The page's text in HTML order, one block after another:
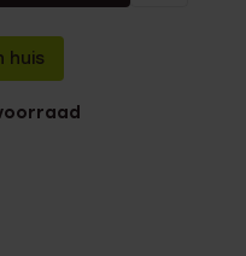
huis